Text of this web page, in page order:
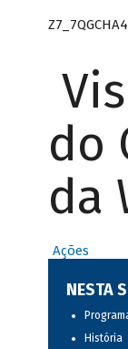
do
da
Ações
NESTA
História